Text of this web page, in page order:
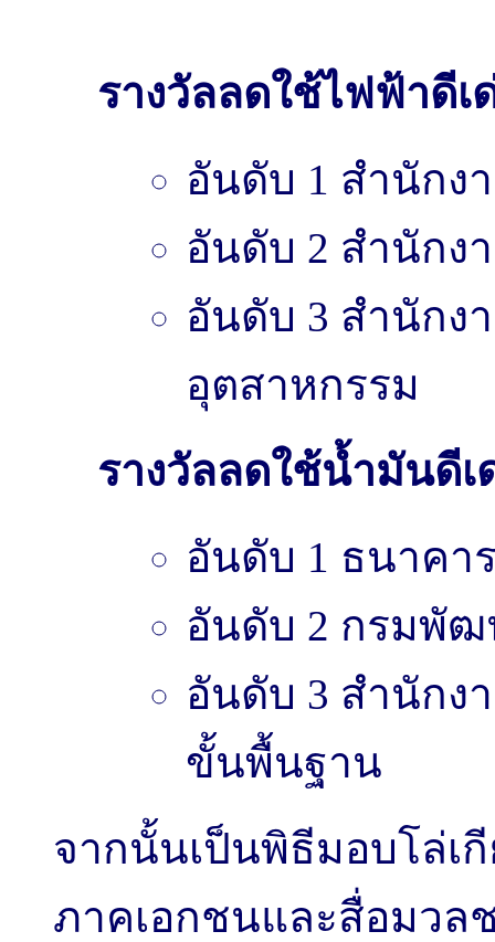
รางวัลลดใช้ไฟฟ้าดีเ
อันดับ 1 สำนักง
อันดับ 2 สำนักง
อันดับ 3 สำนัก
อุตสาหกรรม
รางวัลลดใช้น้ำมันดีเ
อันดับ 1 ธนาคา
อันดับ 2 กรมพัฒ
อันดับ 3 สำนักง
ขั้นพื้นฐาน
จากนั้นเป็นพิธีมอบโล่เ
ภาคเอกชนและสื่อมว